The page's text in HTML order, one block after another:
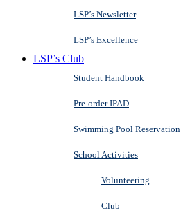
LSP’s Newsletter
LSP’s Excellence
LSP’s Club
Student Handbook
Pre-order IPAD
Swimming Pool Reservation
School Activities
Volunteering
Club